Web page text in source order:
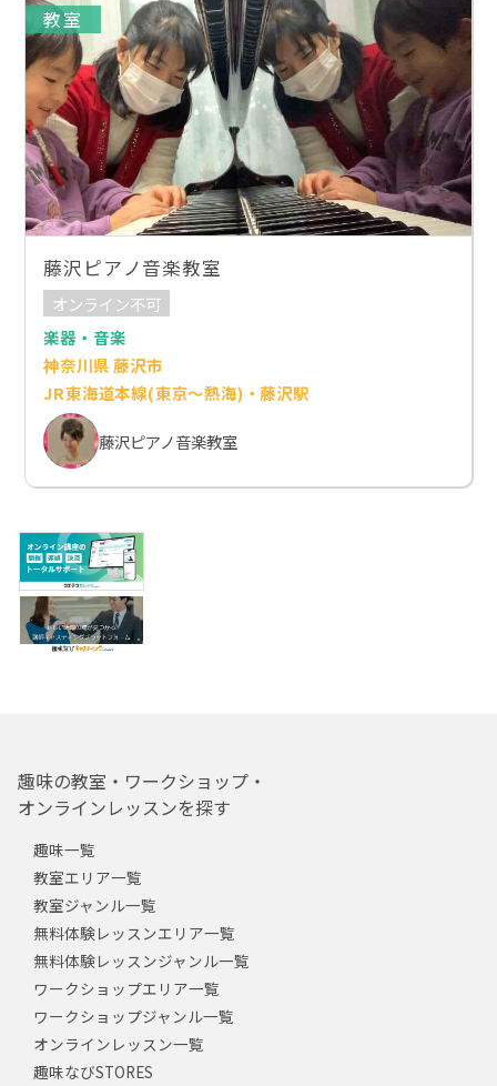
教室
藤沢ピアノ音楽教室
オンライン不可
楽器・音楽
神奈川県 藤沢市
JR東海道本線(東京～熱海)・藤沢駅
藤沢ピアノ音楽教室
趣味の教室・ワークショップ・
オンラインレッスンを探す
趣味一覧
教室エリア一覧
教室ジャンル一覧
無料体験レッスンエリア一覧
無料体験レッスンジャンル一覧
ワークショップエリア一覧
ワークショップジャンル一覧
オンラインレッスン一覧
趣味なびSTORES